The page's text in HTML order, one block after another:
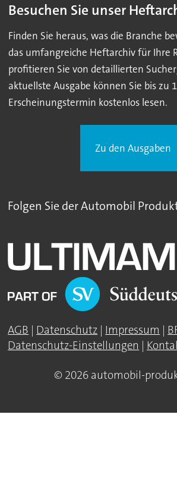
Besuchen Sie unser
Finden Sie heraus, was die Branche
das umfangreiche Heftarchiv für Ihre
profitieren Sie von detaillierten
aktuellste Ausgabe können Sie bis zu
Erscheinungstermin kostenlos lesen.
Zu den Ausgaben
Folgen Sie der Automobil
AGB Datenschutz Impressum
Datenschutz-Einstellungen
© 2026 automobil-